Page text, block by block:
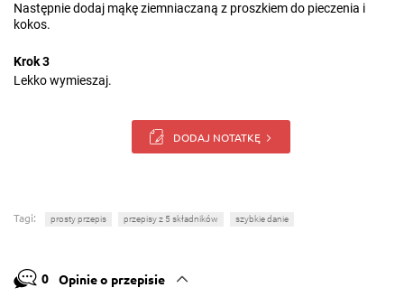
Następnie dodaj mąkę ziemniaczaną z proszkiem do pieczenia i
kokos.
Krok 3
Lekko wymieszaj.
DODAJ NOTATKĘ
Tagi: prosty przepis przepisy z 5 składników szybkie danie
0 Opinie o przepisie